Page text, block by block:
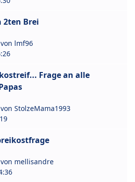
2ten Brei
lmf96
Frage an alle
StolzeMama1993
mellisandre